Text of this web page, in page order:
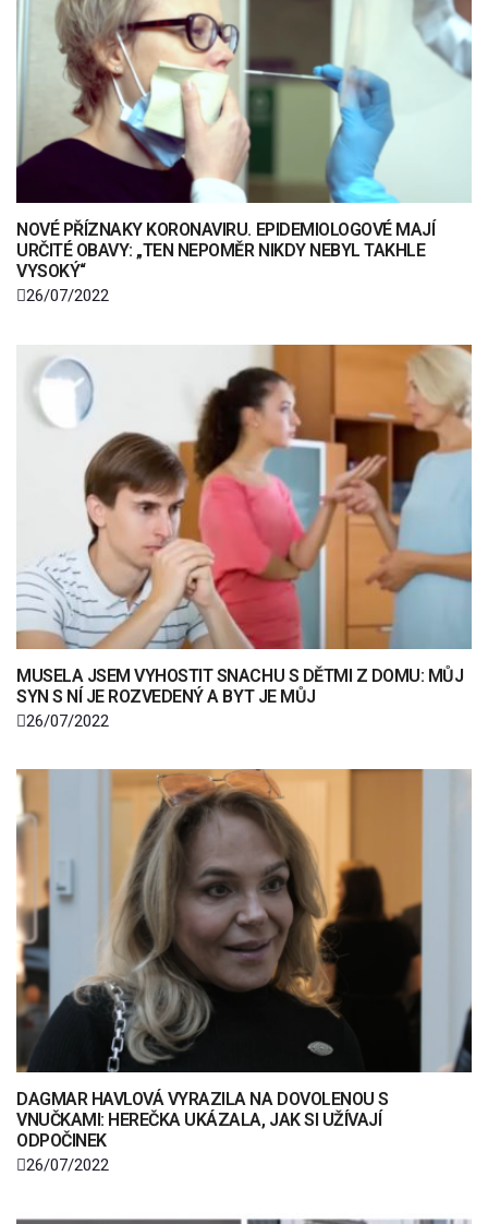
NOVÉ PŘÍZNAKY KORONAVIRU. EPIDEMIOLOGOVÉ MAJÍ
URČITÉ OBAVY: „TEN NEPOMĚR NIKDY NEBYL TAKHLE
VYSOKÝ“
26/07/2022
MUSELA JSEM VYHOSTIT SNACHU S DĚTMI Z DOMU: MŮJ
SYN S NÍ JE ROZVEDENÝ A BYT JE MŮJ
26/07/2022
DAGMAR HAVLOVÁ VYRAZILA NA DOVOLENOU S
VNUČKAMI: HEREČKA UKÁZALA, JAK SI UŽÍVAJÍ
ODPOČINEK
26/07/2022